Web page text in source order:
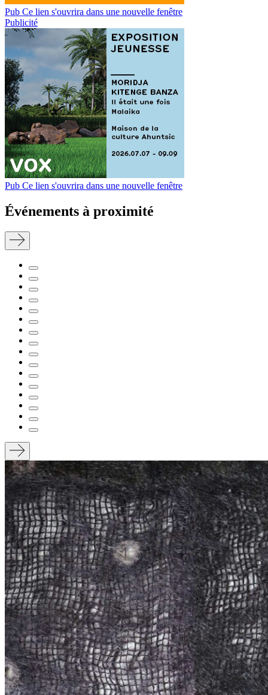
Pub Ce lien s'ouvrira dans une nouvelle fenêtre
Publicité
Pub Ce lien s'ouvrira dans une nouvelle fenêtre
Événements à proximité